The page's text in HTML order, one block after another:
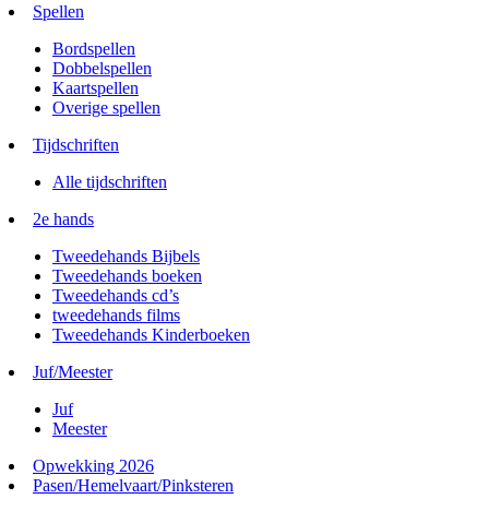
Spellen
Bordspellen
Dobbelspellen
Kaartspellen
Overige spellen
Tijdschriften
Alle tijdschriften
2e hands
Tweedehands Bijbels
Tweedehands boeken
Tweedehands cd’s
tweedehands films
Tweedehands Kinderboeken
Juf/Meester
Juf
Meester
Opwekking 2026
Pasen/Hemelvaart/Pinksteren